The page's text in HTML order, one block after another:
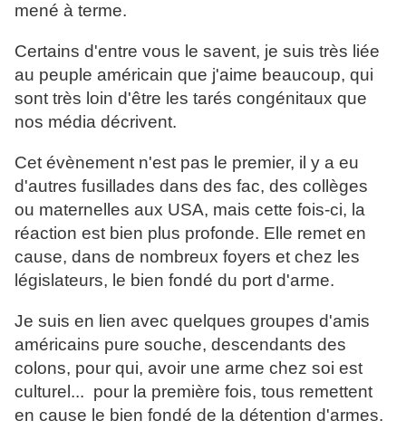
mené à terme.
Certains d'entre vous le savent, je suis très liée
au peuple américain que j'aime beaucoup, qui
sont très loin d'être les tarés congénitaux que
nos média décrivent.
Cet évènement n'est pas le premier, il y a eu
d'autres fusillades dans des fac, des collèges
ou maternelles aux USA, mais cette fois-ci, la
réaction est bien plus profonde. Elle remet en
cause, dans de nombreux foyers et chez les
législateurs, le bien fondé du port d'arme.
Je suis en lien avec quelques groupes d'amis
américains pure souche, descendants des
colons, pour qui, avoir une arme chez soi est
culturel... pour la première fois, tous remettent
en cause le bien fondé de la détention d'armes.